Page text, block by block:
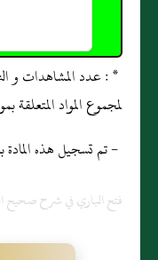
لمجموع المواد المتعلقة
- تم تسجيل هذه المادة
فتح الباري في شرح صحيح